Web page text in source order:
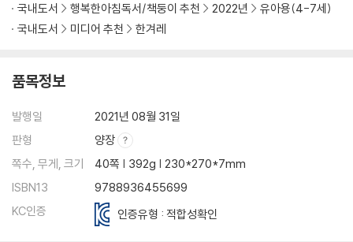
국내도서
행복한아침독서/책둥이 추천 2022년
유아용(4-7세)
국내도서
미디어 추천 한겨레
품목정보
발행일
2021년 08월 31일
판형
양장
쪽수, 무게, 크기
40쪽 | 392g | 230*270*7mm
ISBN13
9788936455699
KC인증
인증유형 : 적합성확인